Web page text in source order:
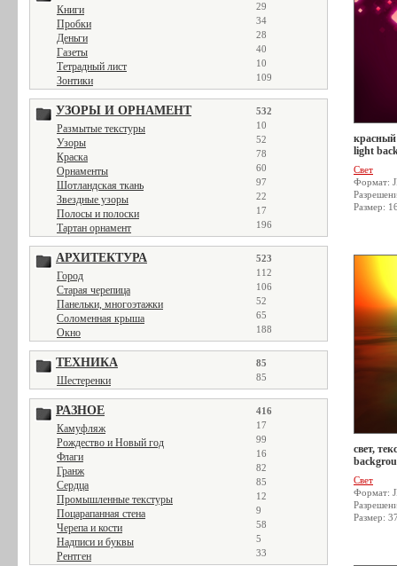
Книги 29
Пробки 34
Деньги 28
Газеты 40
Тетрадный лист 10
Зонтики 109
УЗОРЫ И ОРНАМЕНТ 532
Размытые текстуры 10
Узоры 52
Краска 78
Орнаменты 60
Шотландская ткань 97
Звездные узоры 22
Полосы и полоски 17
Тартан орнамент 196
АРХИТЕКТУРА 523
Город 112
Старая черепица 106
Панельки, многоэтажки 52
Соломенная крыша 65
Окно 188
ТЕХНИКА 85
Шестеренки 85
РАЗНОЕ 416
Камуфляж 17
Рождество и Новый год 99
Флаги 16
Гранж 82
Сердца 85
Промышленные текстуры 12
Поцарапанная стена 9
Черепа и кости 58
Надписи и буквы 5
Рентген 33
красный
light
Свет
Формат:
Размер:
свет,
Свет
Формат:
Размер: